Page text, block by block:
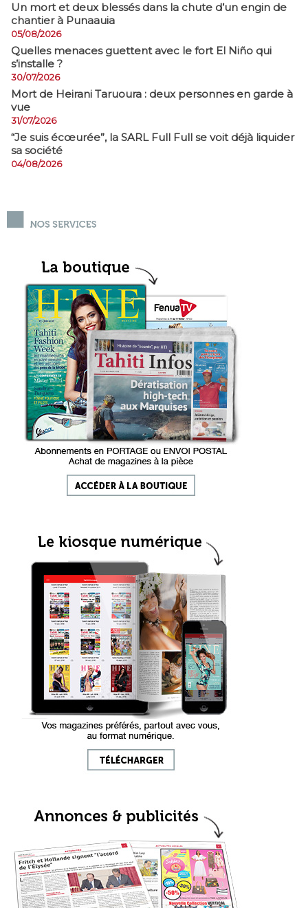
​Un mort et deux blessés dans la chute d’un engin de
chantier à Punaauia
05/08/2026
Quelles menaces guettent avec le fort El Niño qui
s’installe ?
30/07/2026
Mort de Heirani Taruoura : deux personnes en garde à
vue
31/07/2026
​“Je suis écœurée”, la SARL Full Full se voit déjà liquider
sa société
04/08/2026